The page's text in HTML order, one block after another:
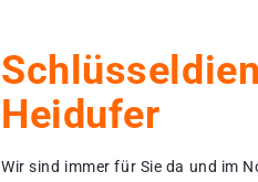
Heidufer
Wir sind immer für Sie da und im